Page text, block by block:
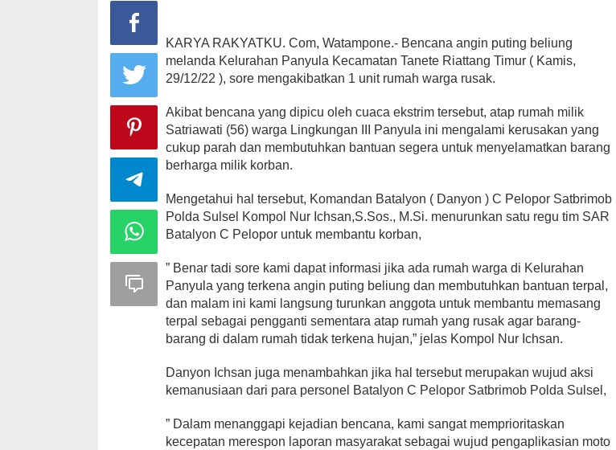
KARYA RAKYATKU. Com, Watampone.- Bencana angin puting beliung
melanda Kelurahan Panyula Kecamatan Tanete Riattang Timur ( Kamis,
29/12/22 ), sore mengakibatkan 1 unit rumah warga rusak.
Akibat bencana yang dipicu oleh cuaca ekstrim tersebut, atap rumah milik
Satriawati (56) warga Lingkungan III Panyula ini mengalami kerusakan yang
cukup parah dan membutuhkan bantuan segera untuk menyelamatkan barang
berharga milik korban.
Mengetahui hal tersebut, Komandan Batalyon ( Danyon ) C Pelopor Satbrimob
Polda Sulsel Kompol Nur Ichsan,S.Sos., M.Si. menurunkan satu regu tim SAR
Batalyon C Pelopor untuk membantu korban,
” Benar tadi sore kami dapat informasi jika ada rumah warga di Kelurahan
Panyula yang terkena angin puting beliung dan membutuhkan bantuan terpal,
dan malam ini kami langsung turunkan anggota untuk membantu memasang
terpal sebagai pengganti sementara atap rumah yang rusak agar barang-
barang di dalam rumah tidak terkena hujan,” jelas Kompol Nur Ichsan.
Danyon Ichsan juga menambahkan jika hal tersebut merupakan wujud aksi
kemanusiaan dari para personel Batalyon C Pelopor Satbrimob Polda Sulsel,
” Dalam menanggapi kejadian bencana, kami sangat memprioritaskan
kecepatan merespon laporan masyarakat sebagai wujud pengaplikasian moto